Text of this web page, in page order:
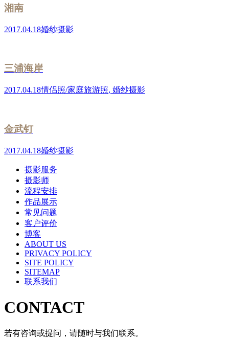
湘南
2017.04.18婚纱摄影
三浦海岸
2017.04.18情侣照/家庭旅游照, 婚纱摄影
金武钉
2017.04.18婚纱摄影
摄影服务
摄影师
流程安排
作品展示
常见问题
客户评价
博客
ABOUT US
PRIVACY POLICY
SITE POLICY
SITEMAP
联系我们
CONTACT
若有咨询或提问，请随时与我们联系。